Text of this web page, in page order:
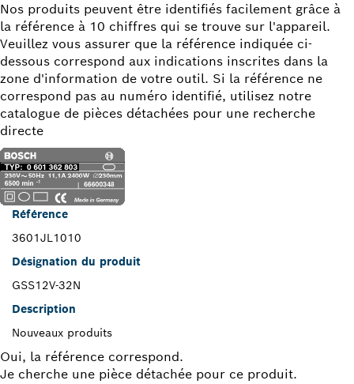
Nos produits peuvent être identifiés facilement grâce à
la référence à 10 chiffres qui se trouve sur l'appareil.
Veuillez vous assurer que la référence indiquée ci-
dessous correspond aux indications inscrites dans la
zone d'information de votre outil. Si la référence ne
correspond pas au numéro identifié, utilisez notre
catalogue de pièces détachées pour une recherche
directe
Référence
3601JL1010
Désignation du produit
GSS12V-32N
Description
Nouveaux produits
Oui, la référence correspond.
Je cherche une pièce détachée pour ce produit.